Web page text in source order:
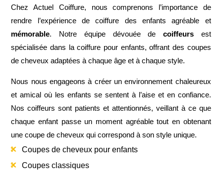
Chez Actuel Coiffure, nous comprenons l’importance de
rendre l’expérience de coiffure des enfants agréable et
mémorable. Notre équipe dévouée de coiffeursest
spécialisée dans la coiffure pour enfants, offrant des coupes
de cheveux adaptées à chaque âge et à chaque style.
Nous nous engageons à créer un environnement chaleureux
et amical où les enfants se sentent à l’aise et en confiance.
Nos coiffeurs sont patients et attentionnés, veillant à ce que
chaque enfant passe un moment agréable tout en obtenant
une coupe de cheveux qui correspond à son style unique.
 Coupes de cheveux pour enfants
 Coupes classiques